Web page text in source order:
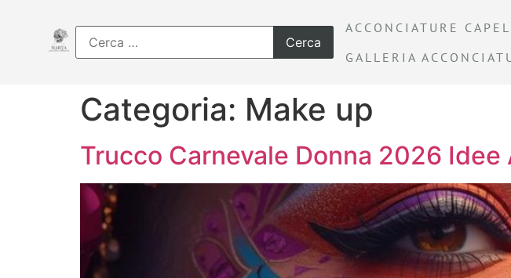
ACCONCIATURE
GALLERIA
Categoria: Make up
Trucco Carnevale Donna 2026 Idee